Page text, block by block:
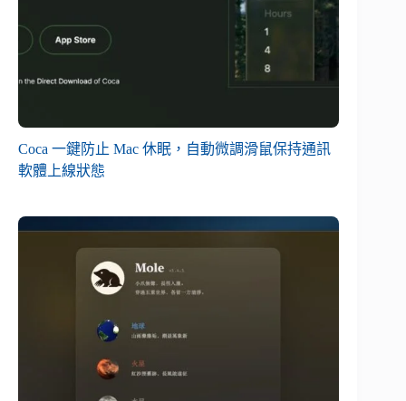
Coca 一鍵防止 Mac 休眠，自動微調滑鼠保持通訊
軟體上線狀態